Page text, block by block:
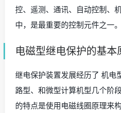
控、遥测、通讯、自动控制、
中，是最重要的控制元件之一。
电磁型继电保护的基本
继电保护装置发展经历了 机电
路型、和微型计算机型几个阶
的特点是使用电磁线圈原理来